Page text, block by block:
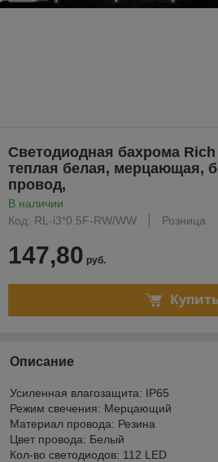
Светодиодная бахрома Rich
теплая белая, мерцающая,
провод,
В наличии
Код: RL-i3*0.5F-RW/WW
Розница
147,80 руб.
Купить
Описание
Усиленная влагозащита: IP65
Режим свечения: Мерцающий
Материал провода: Резина
Цвет провода: Белый
Кол-во светодиодов: 112 LED